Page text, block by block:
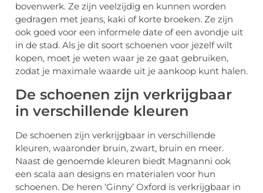
bovenwerk. Ze zijn veelzijdig en kunnen worden
gedragen met jeans, kaki of korte broeken. Ze zijn
ook goed voor een informele date of een avondje uit
in de stad. Als je dit soort schoenen voor jezelf wilt
kopen, moet je weten waar je ze gaat gebruiken,
zodat je maximale waarde uit je aankoop kunt halen.
De schoenen zijn verkrijgbaar
in verschillende kleuren
De schoenen zijn verkrijgbaar in verschillende
kleuren, waaronder bruin, zwart, bruin en meer.
Naast de genoemde kleuren biedt Magnanni ook
een scala aan designs en materialen voor hun
schoenen. De heren ‘Ginny’ Oxford is verkrijgbaar in